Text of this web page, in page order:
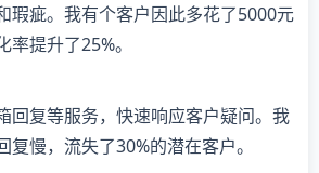
瑕疵。我有个客户因此多花了5000元
提升了25%。
回复等服务，快速响应客户疑问。我
复慢，流失了30%的潜在客户。